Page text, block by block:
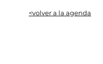
<volver a la agenda